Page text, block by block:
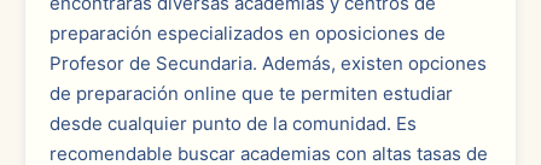
preparación especializados en oposiciones de
Profesor de Secundaria. Además, existen opciones
de preparación online que te permiten estudiar
desde cualquier punto de la comunidad. Es
recomendable buscar academias con altas tasas de